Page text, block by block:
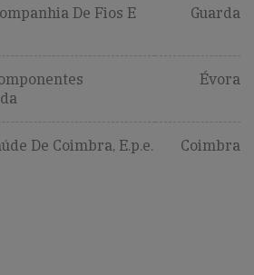
De Fios E
Guarda
Évora
De Coimbra, E.p.e. Coimbra